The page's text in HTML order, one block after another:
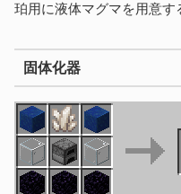
珀用に液体マグマを用意す
固体化器